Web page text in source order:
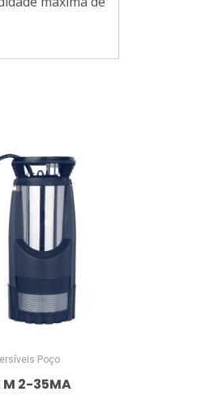
Poço
M 2-35MA